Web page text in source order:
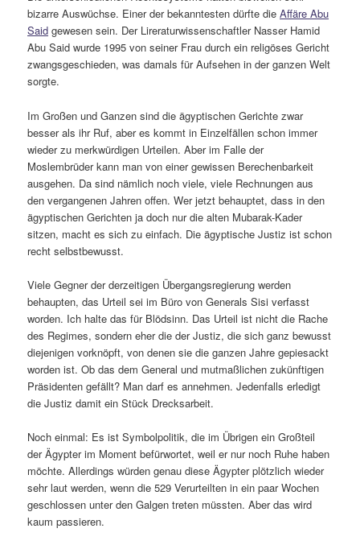
bizarre Auswüchse. Einer der bekanntesten dürfte dieAffäre Abu
Said gewesen sein. Der Lireraturwissenschaftler Nasser Hamid
Abu Said wurde 1995 von seiner Frau durch ein religöses Gericht
zwangsgeschieden, was damals für Aufsehen in der ganzen Welt
sorgte.
Im Großen und Ganzen sind die ägyptischen Gerichte zwar
besser als ihr Ruf, aber es kommt in Einzelfällen schon immer
wieder zu merkwürdigen Urteilen. Aber im Falle der
Moslembrüder kann man von einer gewissen Berechenbarkeit
ausgehen. Da sind nämlich noch viele, viele Rechnungen aus
den vergangenen Jahren offen. Wer jetzt behauptet, dass in den
ägyptischen Gerichten ja doch nur die alten Mubarak-Kader
sitzen, macht es sich zu einfach. Die ägyptische Justiz ist schon
recht selbstbewusst.
Viele Gegner der derzeitigen Übergangsregierung werden
behaupten, das Urteil sei im Büro von Generals Sisi verfasst
worden. Ich halte das für Blödsinn. Das Urteil ist nicht die Rache
des Regimes, sondern eher die der Justiz, die sich ganz bewusst
diejenigen vorknöpft, von denen sie die ganzen Jahre gepiesackt
worden ist. Ob das dem General und mutmaßlichen zukünftigen
Präsidenten gefällt? Man darf es annehmen. Jedenfalls erledigt
die Justiz damit ein Stück Drecksarbeit.
Noch einmal: Es ist Symbolpolitik, die im Übrigen ein Großteil
der Ägypter im Moment befürwortet, weil er nur noch Ruhe haben
möchte. Allerdings würden genau diese Ägypter plötzlich wieder
sehr laut werden, wenn die 529 Verurteilten in ein paar Wochen
geschlossen unter den Galgen treten müssten. Aber das wird
kaum passieren.